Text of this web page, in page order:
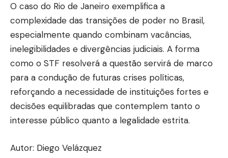
O caso do Rio de Janeiro exemplifica a
complexidade das transições de poder no Brasil,
especialmente quando combinam vacâncias,
inelegibilidades e divergências judiciais. A forma
como o STF resolverá a questão servirá de marco
para a condução de futuras crises políticas,
reforçando a necessidade de instituições fortes e
decisões equilibradas que contemplem tanto o
interesse público quanto a legalidade estrita.
Autor: Diego Velázquez